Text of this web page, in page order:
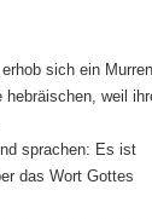
sich ein Murren
hebräischen, weil
sprachen: Es ist
das Wort Gottes